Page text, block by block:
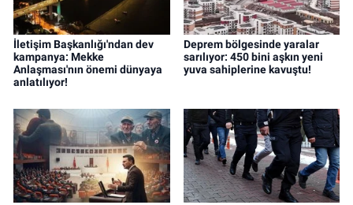
İletişim Başkanlığı'ndan dev
kampanya: Mekke
Anlaşması'nın önemi dünyaya
anlatılıyor!
Deprem bölgesinde yaralar
sarılıyor: 450 bini aşkın yeni
yuva sahiplerine kavuştu!